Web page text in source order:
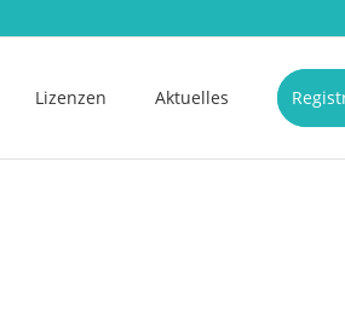
Lizenzen Aktuelles